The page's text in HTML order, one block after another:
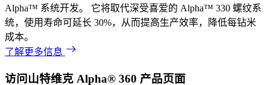
Alpha™ 系统开发。 它将取代深受喜爱的 Alpha™ 330 螺纹系
统，使用寿命可延长 30%，从而提高生产效率，降低每钻米
成本。
了解更多信息
访问山特维克 Alpha® 360 产品页面